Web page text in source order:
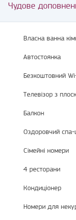
Чудове
Власна ванна
Автостоянка
Безкоштовний
Телевізор з
Балкон
Оздоровчий спа-
Сімейні номери
4 ресторани
Кондиціонер
Номери для